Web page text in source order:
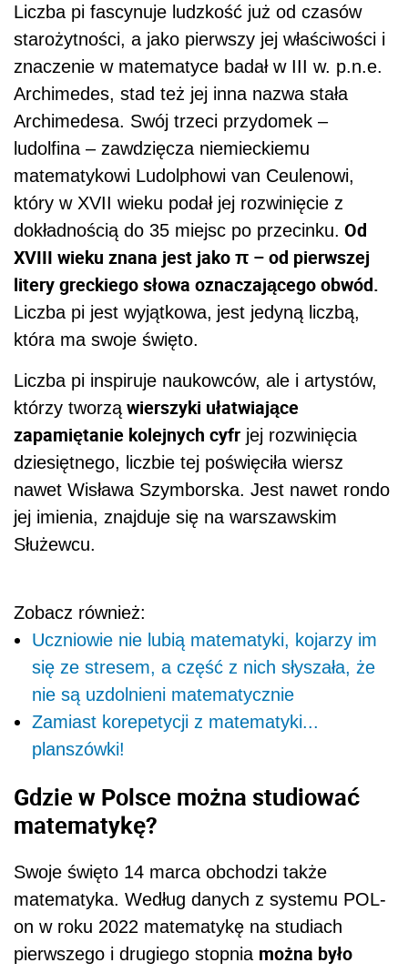
Liczba pi fascynuje ludzkość już od czasów
starożytności, a jako pierwszy jej właściwości i
znaczenie w matematyce badał w III w. p.n.e.
Archimedes, stad też jej inna nazwa stała
Archimedesa. Swój trzeci przydomek –
ludolfina – zawdzięcza niemieckiemu
matematykowi Ludolphowi van Ceulenowi,
który w XVII wieku podał jej rozwinięcie z
dokładnością do 35 miejsc po przecinku. Od
XVIII wieku znana jest jako π – od pierwszej
litery greckiego słowa oznaczającego obwód.
Liczba pi jest wyjątkowa, jest jedyną liczbą,
która ma swoje święto.
Liczba pi inspiruje naukowców, ale i artystów,
którzy tworząwierszyki ułatwiające
zapamiętanie kolejnych cyfr jej rozwinięcia
dziesiętnego, liczbie tej poświęciła wiersz
nawet Wisława Szymborska. Jest nawet rondo
jej imienia, znajduje się na warszawskim
Służewcu.
Zobacz również:
Uczniowie nie lubią matematyki, kojarzy im
się ze stresem, a część z nich słyszała, że
nie są uzdolnieni matematycznie
Zamiast korepetycji z matematyki...
planszówki!
Gdzie w Polsce można studiować
matematykę?
Swoje święto 14 marca obchodzi także
matematyka. Według danych z systemu POL-
on w roku 2022 matematykę na studiach
pierwszego i drugiego stopnia można było